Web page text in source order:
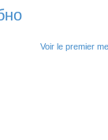
Voir le premier